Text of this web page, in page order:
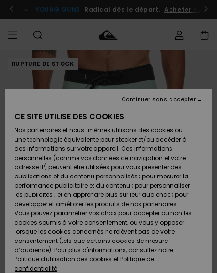
l'information
le
Se connecter / s'inscrire
YOUNG GUNS Radical dès le départ. Acheter
HOMME Vêtements
Chaussures
& Tongs
Surf
Snow
Nouveautés
Vêtements
Chaussures
& Tongs
Surf
Snow
Nouveautés
FEMME
Shop
A
Découvrir
Snow
SURF
Surf
Shop
Homme
Surf
Shop
Enfant
Highlights
Communauté
SNOW
Snow
Shop
Homme
Snow
Shop
Enfant
Snow
Shop
Femme
A
Découvrir
Communauté
OUTLET
Outlet
Homme
Enfant
Outlet
Femme
AIDE &
CONTACT
Accéder à
ma
commande
Retours
Paiement
Carte
Cadeau
Quiksilver
Freedom
Protection
des
MAGASINS
RUPTURE DE STOCK
CE SITE UTILISE DES COOKIES
Nos partenaires et nous-mêmes utilisons des cookies ou
une technologie équivalente pour stocker et/ou accéder à
des informations sur votre appareil. Ces informations
personnelles (comme vos données de navigation et votre
adresse IP) peuvent être utilisées pour vous présenter des
publications et du contenu personnalisés ; pour mesurer la
performance publicitaire et du contenu ; pour personnaliser
les publicités ; et en apprendre plus sur leur audience ; pour
développer et améliorer les produits de nos partenaires.
Vous pouvez paramétrer vos choix pour accepter ou non les
cookies soumis à votre consentement, ou vous y opposer
lorsque les cookies concernés ne relèvent pas de votre
consentement (tels que certains cookies de mesure
d’audience). Pour plus d'informations, consultez notre :
Politique d'utilisation des cookies et Politique de
confidentialité
Continuer sans accepter